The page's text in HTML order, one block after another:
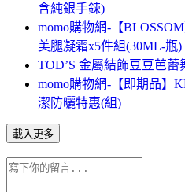
含純銀手鍊)
momo購物網-【
美腿凝霜x5件組(30ML-瓶)
TOD’S 金屬結飾豆豆芭蕾
momo購物網-【即期品】
潔防曬特惠(組)
載入更多